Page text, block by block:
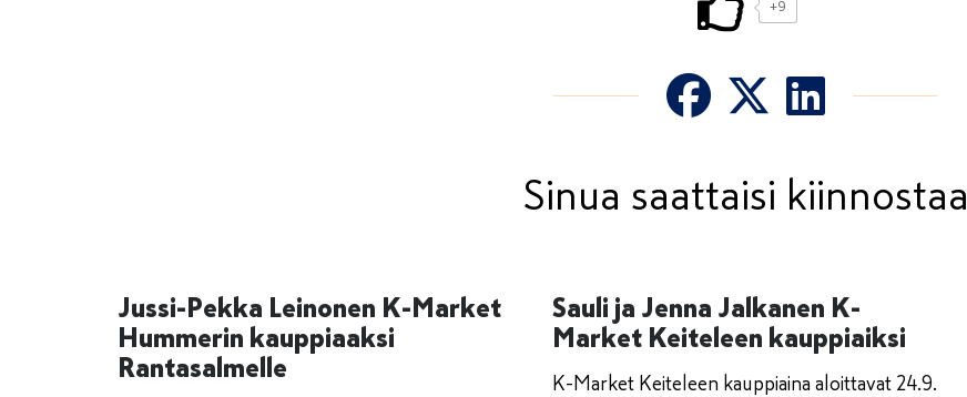
+9
Sinua saattaisi kiinnostaa
Jussi-Pekka Leinonen K-Market
Hummerin kauppiaaksi
Rantasalmelle
Sauli ja Jenna Jalkanen K-
Market Keiteleen kauppiaiksi
K-Market Keiteleen kauppiaina aloittavat 24.9.